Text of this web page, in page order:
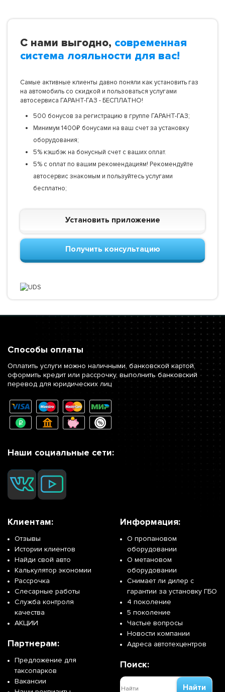
С нами выгодно, современная
система лояльности для вас!
Самые активные клиенты давно поняли как установить газ
на автомобиль со скидкой и пользоваться услугами
автосервиса ГАРАНТ-ГАЗ - БЕСПЛАТНО!
500 бонусов за регистрацию в группе ГАРАНТ-ГАЗ;
Минимум 1400₽ бонусами на ваш счет за установку
оборудования;
5% кэшбэк на бонусный счет с ваших оплат.
5% с оплат по вашим рекомендациям! Рекомендуйте
автосервис знакомым и пользуйтесь услугами
бесплатно;
Установить приложение
Получить консультацию
Способы оплаты
Оплатить услуги можно наличными, банковской картой,
оформить кредит или рассрочку, выполнить банковский
перевод для юридических лиц
Наши социальные сети:
Клиентам:
Отзывы
Истории клиентов
Найди свой авто
Калькулятор экономии
Рассрочка
Слесарные работы
Служба контроля
качества
АКЦИИ
Партнерам:
Предложение для
таксопарков
Вакансии
Информация:
О пропановом
оборудовании
О метановом
оборудовании
Снимает ли дилер с
гарантии за установку ГБО
4 поколение
5 поколение
Частые вопросы
Новости компании
Адреса автотехцентров
Поиск:
Найти